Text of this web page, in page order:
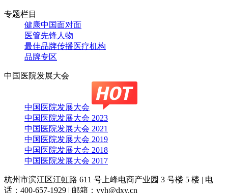
专题栏目
健康中国面对面
医管先锋人物
最佳品牌传播医疗机构
品牌专区
中国医院发展大会
中国医院发展大会
中国医院发展大会 2023
中国医院发展大会 2021
中国医院发展大会 2019
中国医院发展大会 2018
中国医院发展大会 2017
杭州市滨江区江虹路 611 号上峰电商产业园 3 号楼 5 楼 | 电
话：400-657-1929 | 邮箱：yyh@dxy.cn